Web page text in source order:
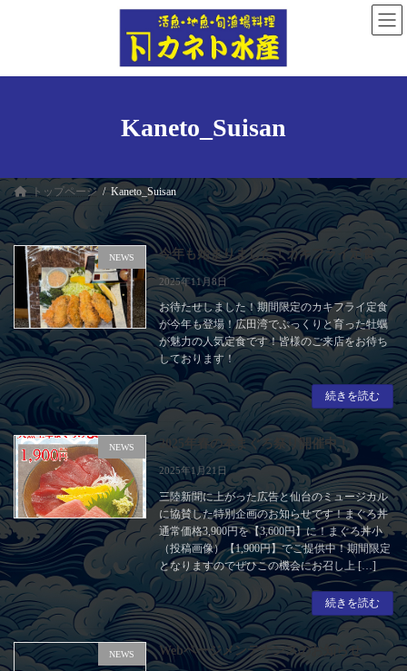
Kaneto_Suisan
トップページ Kaneto_Suisan
NEWS 今年も始まりました！カキフライ定食
2025年11月8日
お待たせしました！期間限定のカキフライ定食
が今年も登場！広田湾でぷっくりと育った牡蠣
が魅力の人気定食です！皆様のご来店をお待ち
しております！
続きを読む
NEWS 2025年春の本まぐろ祭り開催中！
2025年1月21日
三陸新聞に上がった広告と仙台のミュージカル
に協賛した特別企画のお知らせです！まぐろ丼
通常価格3,900円を【3,600円】に！まぐろ丼小
（投稿画像）【1,900円】でご提供中！期間限定
となりますのでぜひこの機会にお召し上 […]
続きを読む
NEWS Webページメンテナンスのお知らせ